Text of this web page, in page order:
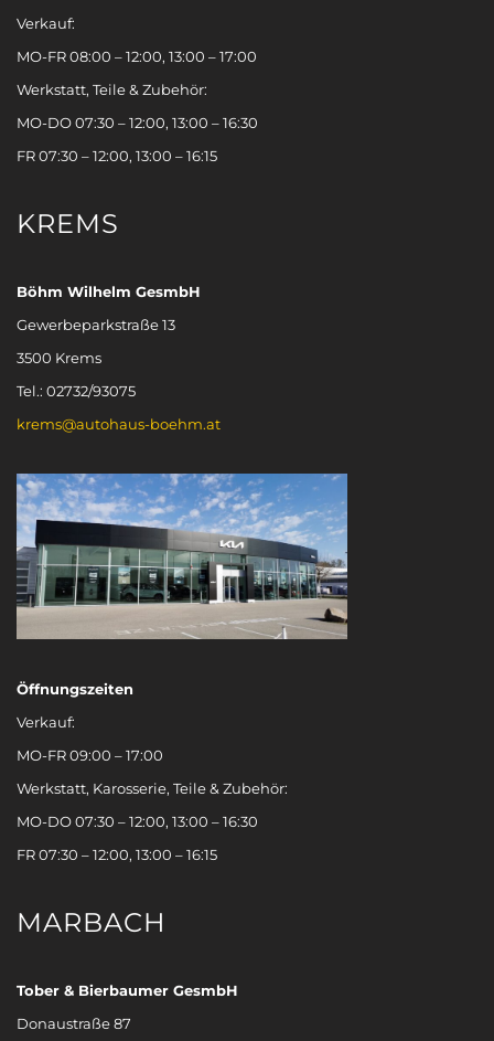
Verkauf:
MO-FR 08:00 – 12:00, 13:00 – 17:00
Werkstatt, Teile & Zubehör:
MO-DO 07:30 – 12:00, 13:00 – 16:30
FR 07:30 – 12:00, 13:00 – 16:15
KREMS
Böhm Wilhelm GesmbH
Gewerbeparkstraße 13
3500 Krems
Tel.: 02732/93075
krems@autohaus-boehm.at
Öffnungszeiten
Verkauf:
MO-FR 09:00 – 17:00
Werkstatt, Karosserie, Teile & Zubehör:
MO-DO 07:30 – 12:00, 13:00 – 16:30
FR 07:30 – 12:00, 13:00 – 16:15
MARBACH
Tober & Bierbaumer GesmbH
Donaustraße 87